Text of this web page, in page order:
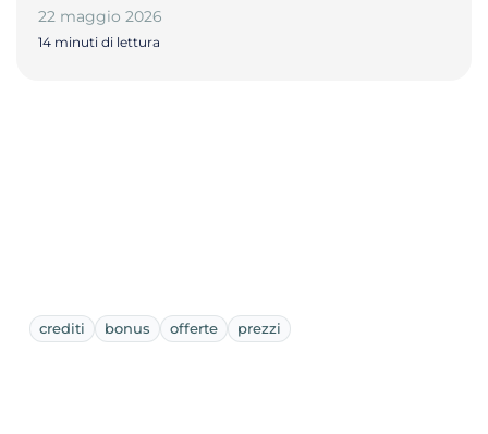
22 maggio 2026
14 minuti di lettura
crediti bonus offerte prezzi